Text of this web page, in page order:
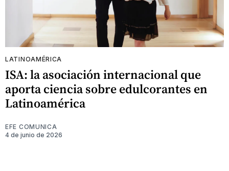
LATINOAMÉRICA
ISA: la asociación internacional que
aporta ciencia sobre edulcorantes en
Latinoamérica
EFE COMUNICA
4 de junio de 2026